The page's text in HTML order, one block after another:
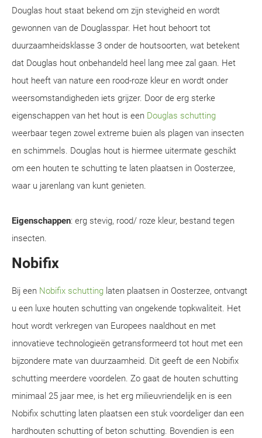
Douglas hout staat bekend om zijn stevigheid en wordt
gewonnen van de Douglasspar. Het hout behoort tot
duurzaamheidsklasse 3 onder de houtsoorten, wat betekent
dat Douglas hout onbehandeld heel lang mee zal gaan. Het
hout heeft van nature een rood-roze kleur en wordt onder
weersomstandigheden iets grijzer. Door de erg sterke
eigenschappen van het hout is een Douglas schutting
weerbaar tegen zowel extreme buien als plagen van insecten
en schimmels. Douglas hout is hiermee uitermate geschikt
om een houten te schutting te laten plaatsen in Oosterzee,
waar u jarenlang van kunt genieten.
Eigenschappen: erg stevig, rood/ roze kleur, bestand tegen
insecten.
Nobifix
Bij een Nobifix schutting laten plaatsen in Oosterzee, ontvangt
u een luxe houten schutting van ongekende topkwaliteit. Het
hout wordt verkregen van Europees naaldhout en met
innovatieve technologieën getransformeerd tot hout met een
bijzondere mate van duurzaamheid. Dit geeft de een Nobifix
schutting meerdere voordelen. Zo gaat de houten schutting
minimaal 25 jaar mee, is het erg milieuvriendelijk en is een
Nobifix schutting laten plaatsen een stuk voordeliger dan een
hardhouten schutting of beton schutting. Bovendien is een